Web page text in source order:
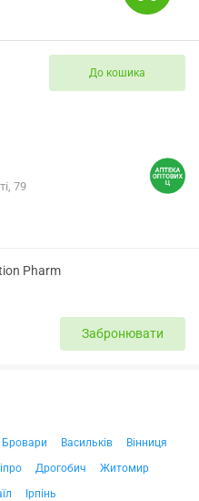
До кошика
79
Pharm
Забронювати
Бровари Васильків
Вінниця
Дрогобич
Житомир
Ірпінь